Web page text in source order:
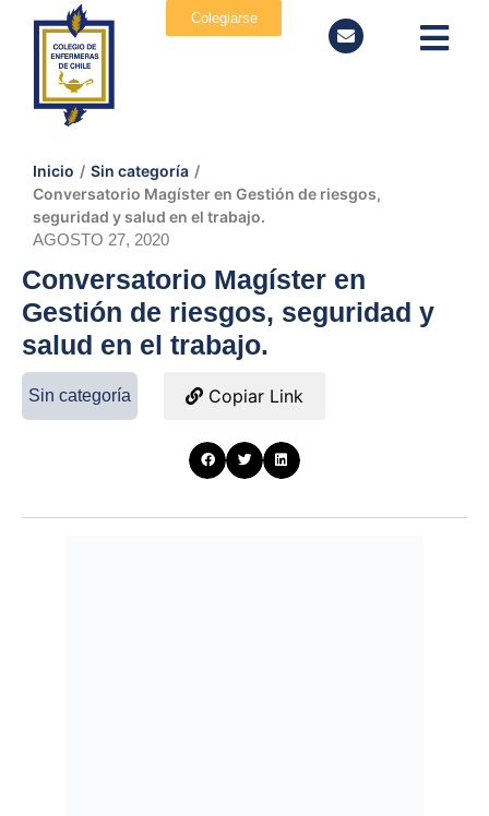
Colegiarse
Inicio / Sin categoría /
Conversatorio Magíster en Gestión de riesgos,
seguridad y salud en el trabajo.
AGOSTO 27, 2020
Conversatorio Magíster en
Gestión de riesgos, seguridad y
salud en el trabajo.
Sin categoría Copiar Link